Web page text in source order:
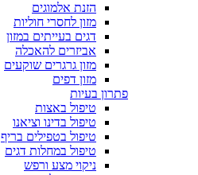
הזנת אלמוגים
מזון לחסרי חוליות
דגים בעייתים במזון
אביזרים להאכלה
מזון גרגרים שוקעים
מזון דפים
פתרון בעיות
טיפול באצות
טיפול בדינו וציאנו
טיפול בטפילים בריף
טיפול במחלות דגים
ניקוי מצע ורפש